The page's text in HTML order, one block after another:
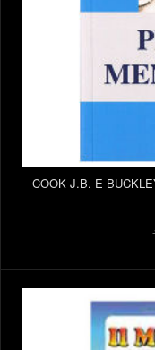
COOK J.B. E